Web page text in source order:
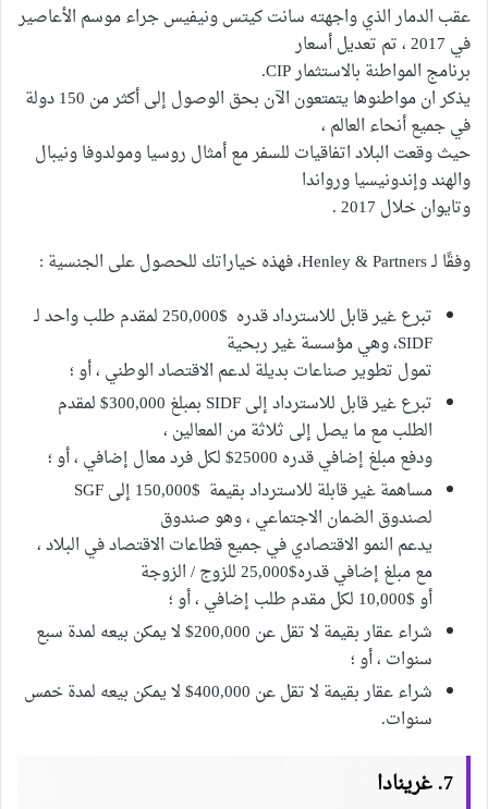
عقب الدمار الذي واجهته سانت كيتس ونيفيس جراء موسم الأعاصير
في 2017 ، تم تعديل أسعار
برنامج المواطنة بالاستثمار CIP.
يذكر ان مواطنوها يتمتعون الآن بحق الوصول إلى أكثر من 150 دولة
في جميع أنحاء العالم ،
حيث وقعت البلاد اتفاقيات للسفر مع أمثال روسيا ومولدوفا ونيبال
والهند وإندونيسيا ورواندا
وتايوان خلال 2017 .
وفقًا لـ Henley & Partners، فهذه خياراتك للحصول على الجنسية :
تبرع غير قابل للاسترداد قدره $250,000 لمقدم طلب واحد لـ
SIDF، وهي مؤسسة غير ربحية
تمول تطوير صناعات بديلة لدعم الاقتصاد الوطني ، أو ؛
تبرع غير قابل للاسترداد إلى SIDF بمبلغ 300,000$ لمقدم
الطلب مع ما يصل إلى ثلاثة من المعالين ،
ودفع مبلغ إضافي قدره 25000$ لكل فرد معال إضافي ، أو ؛
لصندوق الضمان الاجتماعي ، وهو صندوق
يدعم النمو الاقتصادي في جميع قطاعات الاقتصاد في البلاد ،
مع مبلغ إضافي قدره$25,000 للزوج / الزوجة
أو $10,000 لكل مقدم طلب إضافي ، أو ؛
شراء عقار بقيمة لا تقل عن 200,000$ لا يمكن بيعه لمدة سبع
سنوات ، أو ؛
شراء عقار بقيمة لا تقل عن 400,000$ لا يمكن بيعه لمدة خمس
سنوات.
7. غرينادا